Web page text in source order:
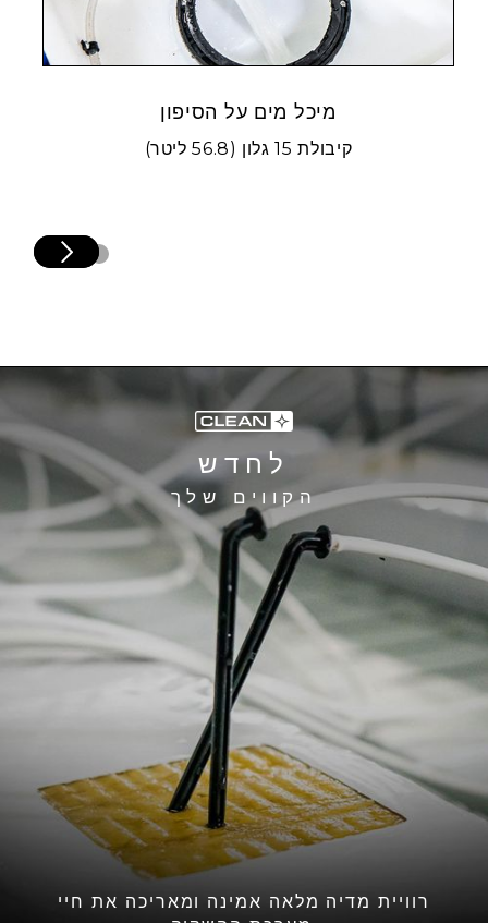
מיכל מים על הסיפון
קיבולת 15 גלון (56.8 ליטר)
לחדש
הקווים שלך
רוויית מדיה מלאה אמינה ומאריכה את חיי